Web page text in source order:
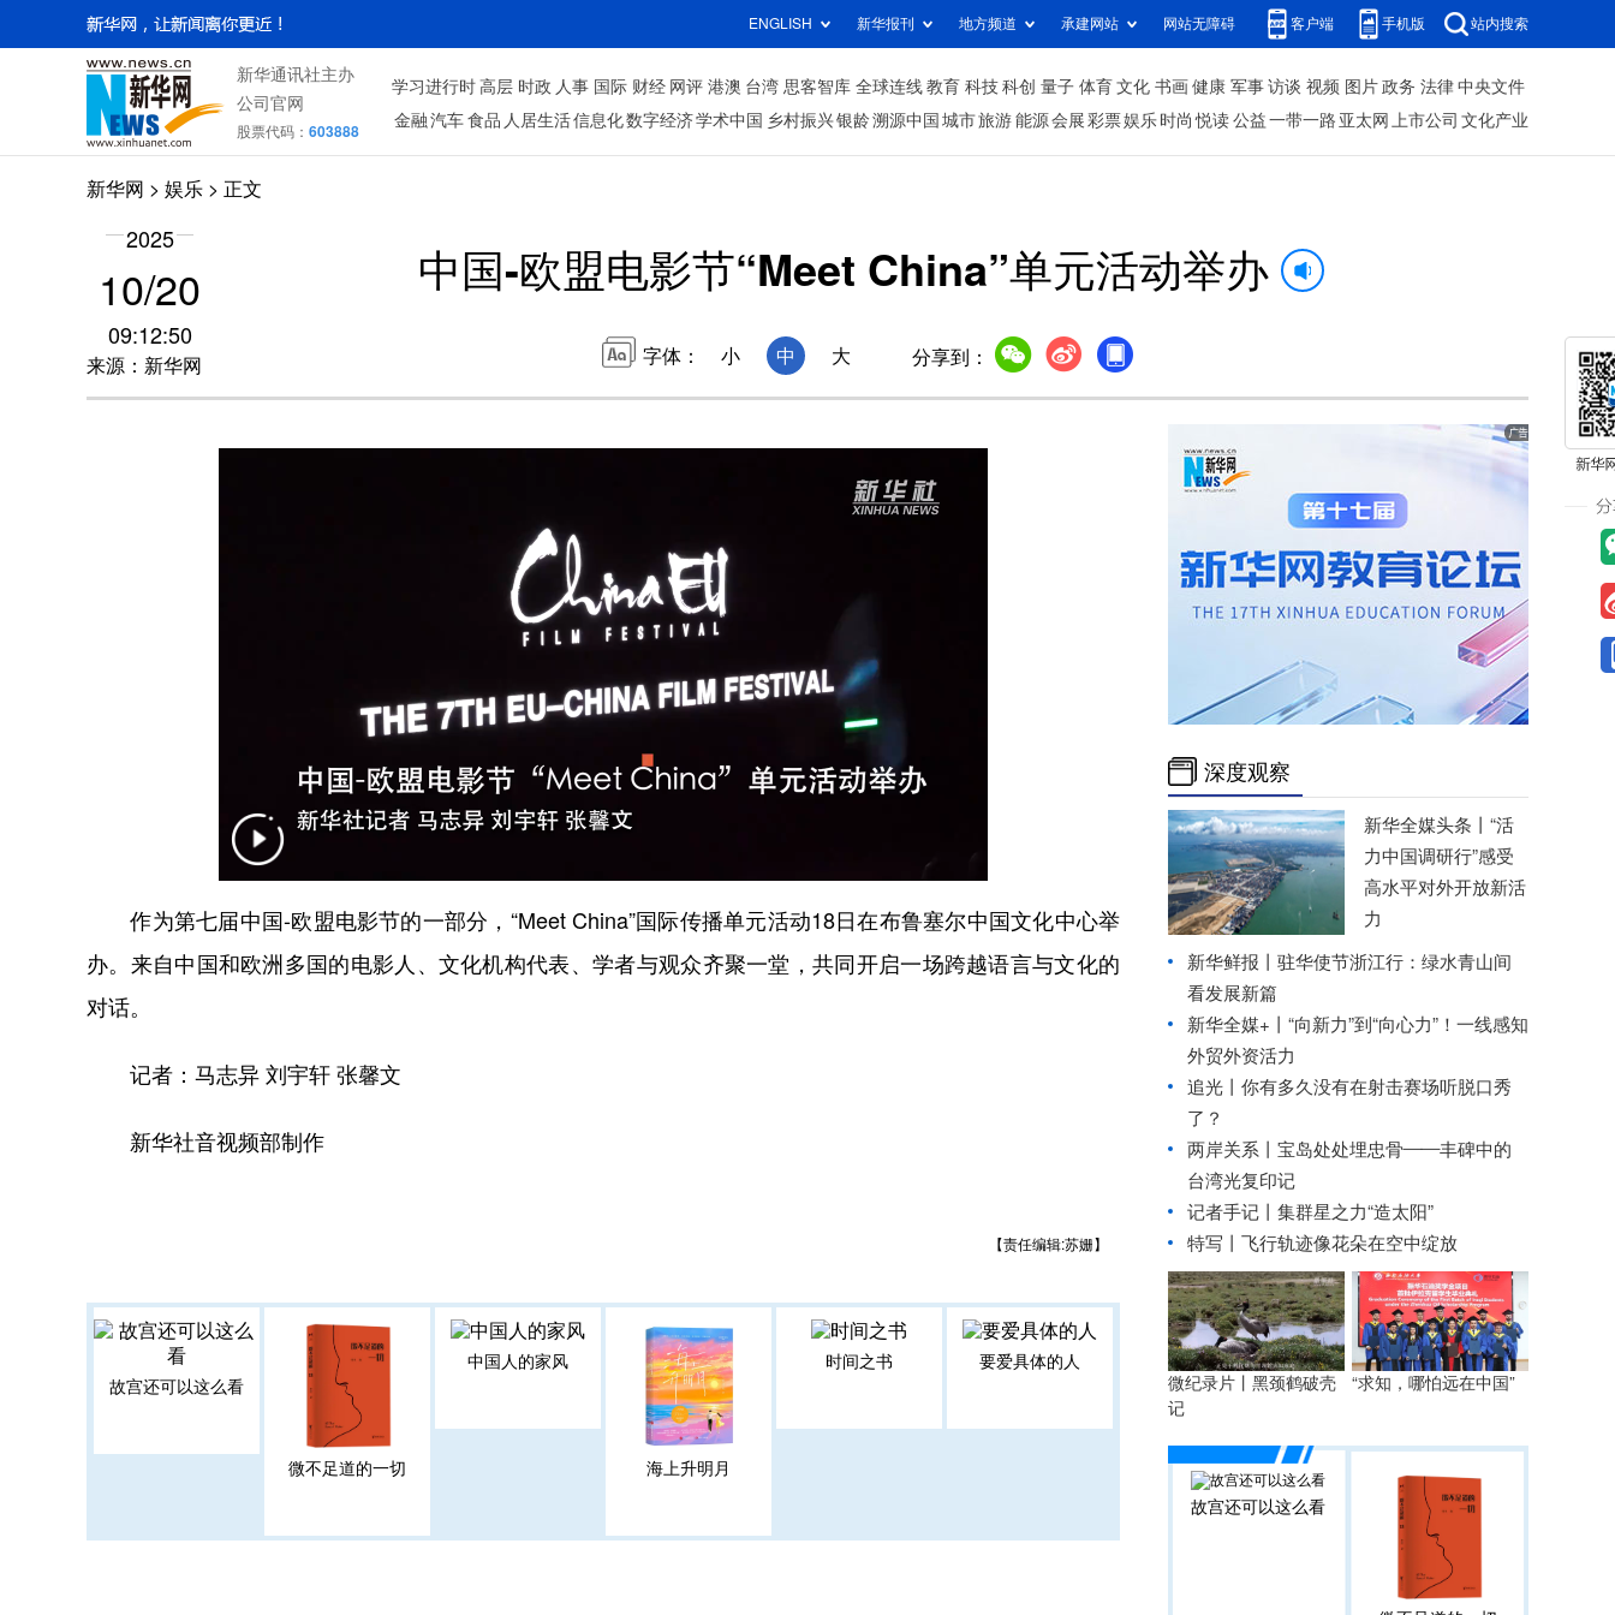
ENGLISH 新华报刊 地方频道 承建网站 网站无障碍 客户端 手机版 站内搜索
新华通讯社主办
公司官网
股票代码： 603888
学习进行时 高层 时政 人事 国际 财经 网评 港澳 台湾 思客智库 全球连线 教育 科技 科创 量子 体育 文化 书画 健康 军事 访谈 视频 图片 政务 法律 中央文件
金融 汽车 食品 人居生活信息化数字经济学术中国 乡村振兴银龄溯源中国 城市旅游 能源 会展 彩票娱乐 时尚 悦读 公益 一带一路 亚太网 上市公司 文化产业
新华网 > 娱乐 > 正文
2025
10/20
09:12:50
来源：新华网
中国-欧盟电影节“Meet China”单元活动举办
字体： 小 中 大 分享到：
作为第七届中国-欧盟电影节的一部分，“Meet China”国际传播单元活动18日在布鲁塞尔中国文化中心举
办。来自中国和欧洲多国的电影人、文化机构代表、学者与观众齐聚一堂，共同开启一场跨越语言与文化的
对话。
记者：马志异 刘宇轩 张馨文
新华社音视频部制作
【责任编辑:苏姗】
故宫还可以这么看
微不足道的一切
中国人的家风
海上升明月
时间之书 要爱具体的人
深度观察
新华全媒头条丨 “活
力中国调研行”感受
高水平对外开放新活
力
新华鲜报丨驻华使节浙江行：绿水青山间
看发展新篇
新华全媒+丨 “向新力”到“向心力”！一线感知
外贸外资活力
追光丨 你有多久没有在射击赛场听脱口秀
了？
两岸关系丨 宝岛处处埋忠骨——丰碑中的
台湾光复印记
记者手记丨集群星之力“造太阳”
特写丨飞行轨迹像花朵在空中绽放
微纪录片丨黑颈鹤破壳
记
“求知，哪怕远在中国”
故宫还可以这么看